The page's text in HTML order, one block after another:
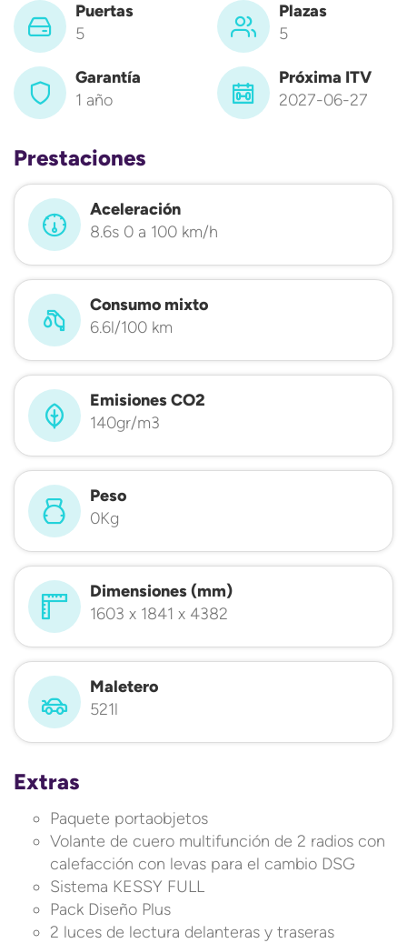
Puertas
5
Plazas
5
Garantía
1 año
Próxima ITV
2027-06-27
Prestaciones
Aceleración
8.6s 0 a 100 km/h
Consumo mixto
6.6l/100 km
Emisiones CO2
140gr/m3
Peso
0Kg
Dimensiones (mm)
1603 x 1841 x 4382
Maletero
521l
Extras
Paquete portaobjetos
Volante de cuero multifunción de 2 radios con
calefacción con levas para el cambio DSG
Sistema KESSY FULL
Pack Diseño Plus
2 luces de lectura delanteras y traseras